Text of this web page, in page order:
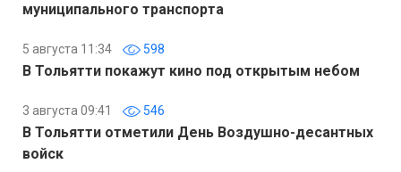
муниципального транспорта
5 августа 11:34 598
В Тольятти покажут кино под открытым небом
3 августа 09:41 546
В Тольятти отметили День Воздушно-десантных
войск